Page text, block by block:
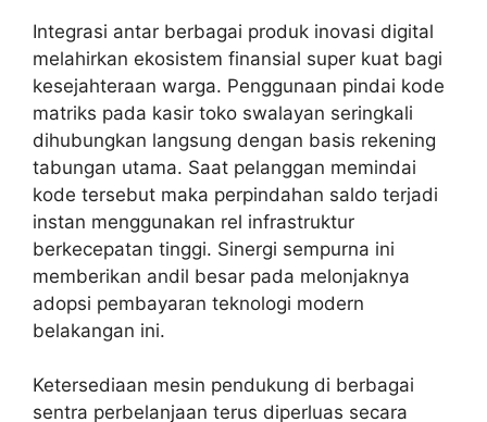
Integrasi antar berbagai produk inovasi digital
melahirkan ekosistem finansial super kuat bagi
kesejahteraan warga. Penggunaan pindai kode
matriks pada kasir toko swalayan seringkali
dihubungkan langsung dengan basis rekening
tabungan utama. Saat pelanggan memindai
kode tersebut maka perpindahan saldo terjadi
instan menggunakan rel infrastruktur
berkecepatan tinggi. Sinergi sempurna ini
memberikan andil besar pada melonjaknya
adopsi pembayaran teknologi modern
belakangan ini.
Ketersediaan mesin pendukung di berbagai
sentra perbelanjaan terus diperluas secara